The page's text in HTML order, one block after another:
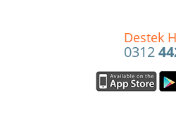
Destek
0312